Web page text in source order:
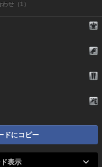
せ（1）
ドにコピー
表示